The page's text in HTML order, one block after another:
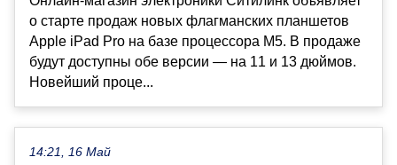
о старте продаж новых флагманских планшетов
Apple iPad Pro на базе процессора М5. В продаже
будут доступны обе версии — на 11 и 13 дюймов.
Новейший проце...
14:21, 16 Май